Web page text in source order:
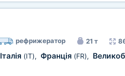
рефрижератор 21 т
Італія (IT), Франція (FR),